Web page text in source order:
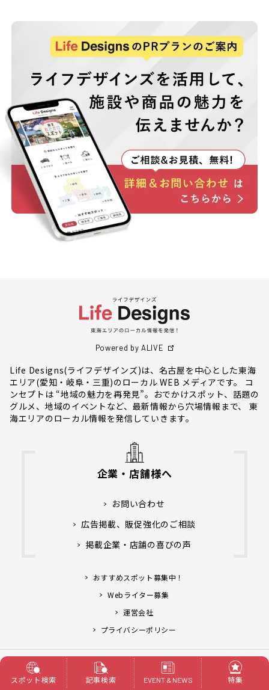
Powered by ALIVE
Life Designs(ライフデザインズ)は、名古屋を中心とした東海
エリア(愛知・岐阜・三重)のローカル WEB メディアです。 コ
ンセプトは “地域の魅力を再発見”。おでかけスポット、話題の
グルメ、地域のイベントなど、最新情報から穴場情報まで、 東
海エリアのローカル情報を発信していきます。
企業・店舗様へ
お問い合わせ
広告掲載、販促強化のご相談
掲載企業・店舗の喜びの声
おすすめスポット募集中！
Webライター募集
運営会社
プライバシーポリシー
Copyright© Life Designs &
アライブ株式会社.
All Rights Reserved.
スポット検索 記事検索 EVENT & NEWS 特集